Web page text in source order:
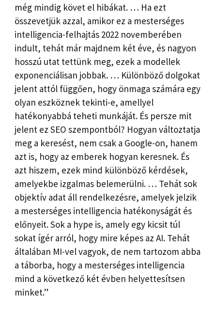
még mindig követ el hibákat. … Ha ezt
összevetjük azzal, amikor ez a mesterséges
intelligencia-felhajtás 2022 novemberében
indult, tehát már majdnem két éve, és nagyon
hosszú utat tettünk meg, ezek a modellek
exponenciálisan jobbak. … Különböző dolgokat
jelent attól függően, hogy önmaga számára egy
olyan eszköznek tekinti-e, amellyel
hatékonyabbá teheti munkáját. És persze mit
jelent ez SEO szempontból? Hogyan változtatja
meg a keresést, nem csak a Google-on, hanem
azt is, hogy az emberek hogyan keresnek. És
azt hiszem, ezek mind különböző kérdések,
amelyekbe izgalmas belemerülni. … Tehát sok
objektív adat áll rendelkezésre, amelyek jelzik
a mesterséges intelligencia hatékonyságát és
előnyeit. Sok a hype is, amely egy kicsit túl
sokat ígér arról, hogy mire képes az AI. Tehát
általában MI-vel vagyok, de nem tartozom abba
a táborba, hogy a mesterséges intelligencia
mind a következő két évben helyettesítsen
minket.”